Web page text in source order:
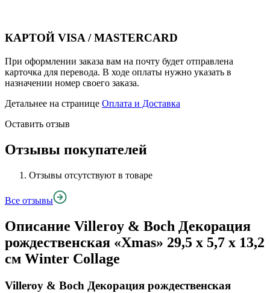
КАРТОЙ VISA / MASTERCARD
При оформлении заказа вам на почту будет отправлена
карточка для перевода. В ходе оплаты нужно указать в
назначении номер своего заказа.
Детальнее на странице Оплата и Доставка
Оставить отзыв
Отзывы покупателей
Отзывы отсутствуют в товаре
Все отзывы
Описание Villeroy & Boch Декорация
рождественская «Xmas» 29,5 x 5,7 x 13,2
см Winter Collage
Villeroy & Boch Декорация рождественская